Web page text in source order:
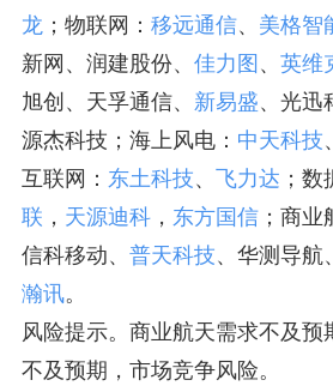
龙；物联网： 移远通信、 美格智
新网、润建股份、 佳力图 、 英维
旭创、天孚通信、 新易盛、光迅
源杰科技；海上风电： 中天科技
互联网： 东土科技、 飞力达 ；数
联 ， 天源迪科， 东方国信；商业
信科移动、 普天科技、华测导航、
瀚讯。
风险提示。商业航天需求不及预
不及预期，市场竞争风险。